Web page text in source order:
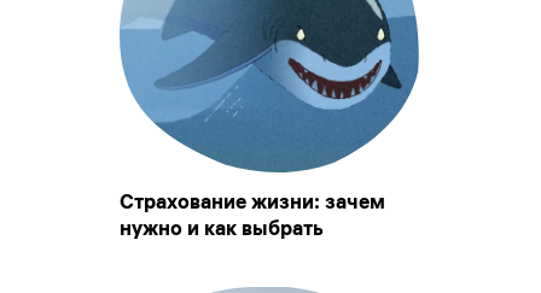
Страхование жизни: зачем
нужно и как выбрать